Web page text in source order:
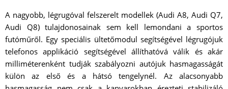
A nagyobb, légrugóval felszerelt modellek (Audi A8, Audi Q7,
Audi Q8) tulajdonosainak sem kell lemondani a sportos
futóműről. Egy speciális ültetőmodul segítségével légrugójuk
telefonos applikáció segítségével állíthatóvá válik és akár
milliméterenként tudják szabályozni autójuk hasmagasságát
külön az első és a hátsó tengelynél. Az alacsonyabb